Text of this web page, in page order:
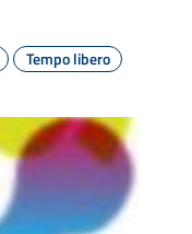
Tempo libero